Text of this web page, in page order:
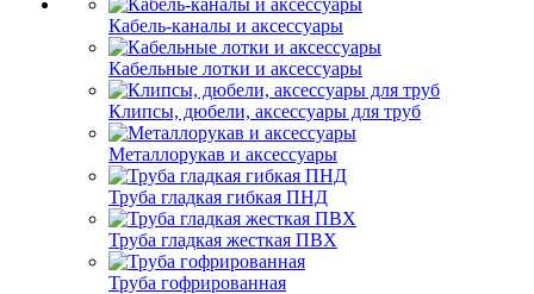
Кабель-каналы и аксессуары
Кабельные лотки и аксессуары
Клипсы, дюбели, аксессуары для труб
Металлорукав и аксессуары
Труба гладкая гибкая ПНД
Труба гладкая жесткая ПВХ
Труба гофрированная